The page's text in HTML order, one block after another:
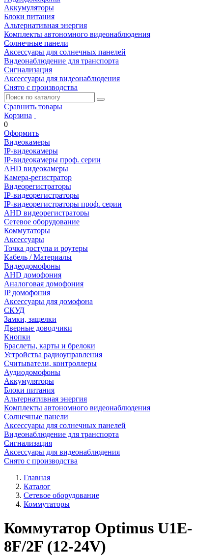
Аккумуляторы
Блоки питания
Альтернативная энергия
Комплекты автономного видеонаблюдения
Солнечные панели
Аксессуары для солнечных панелей
Видеонаблюдение для транспорта
Сигнализация
Аксессуары для видеонаблюдения
Снято с производства
Сравнить товары
Корзина
0
Оформить
Видеокамеры
IP-видеокамеры
IP-видеокамеры проф. серии
AHD видеокамеры
Камера-регистратор
Видеорегистраторы
IP-видеорегистраторы
IP-видеорегистраторы проф. серии
AHD видеорегистраторы
Сетевое оборудование
Коммутаторы
Аксессуары
Точка доступа и роутеры
Кабель / Материалы
Видеодомофоны
AHD домофония
Аналоговая домофония
IP домофония
Аксессуары для домофона
СКУД
Замки, защелки
Дверные доводчики
Кнопки
Браслеты, карты и брелоки
Устройства радиоуправления
Считыватели, контроллеры
Аудиодомофоны
Аккумуляторы
Блоки питания
Альтернативная энергия
Комплекты автономного видеонаблюдения
Солнечные панели
Аксессуары для солнечных панелей
Видеонаблюдение для транспорта
Сигнализация
Аксессуары для видеонаблюдения
Снято с производства
Главная
Каталог
Сетевое оборудование
Коммутаторы
Коммутатор Optimus U1E-
8F/2F (12-24V)